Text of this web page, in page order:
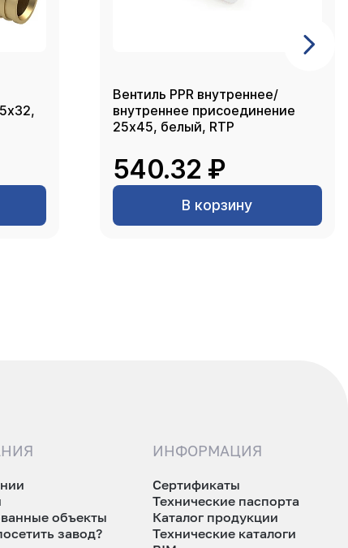
Вентиль PPR внутреннее/
внутреннее присоединение
25х45, белый, RTP
540.32 ₽
В корзину
объекты
завод?
ИНФОРМАЦИЯ
Сертификаты
Технические паспорта
Каталог продукции
Технические каталоги